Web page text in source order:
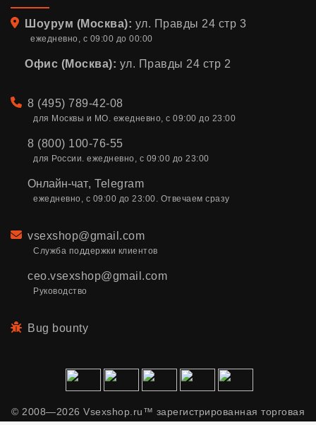
Адрес
Шоурум (Москва): ул. Правды 24 стр 3
ежедневно, с 09:00 до 00:00
Офис (Москва): ул. Правды 24 стр 2
Телефон
8 (495) 789-42-08
для Москвы и МО. ежедневно, с 09:00 до 23:00
8 (800) 100-76-55
для России. ежедневно, с 09:00 до 23:00
Онлайн-чат, Telegram
ежедневно, с 09:00 до 23:00. Отвечаем сразу
Email
vsexshop@gmail.com
Служба поддержки клиентов
ceo.vsexshop@gmail.com
Руководство
Bug bounty
© 2008—2026 Vsexshop.ru™ зарегистрированная торговая